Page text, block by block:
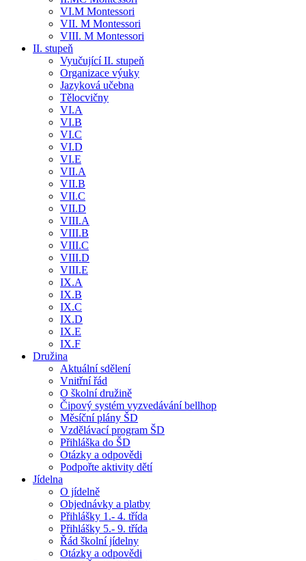
VI.M Montessori
VII. M Montessori
VIII. M Montessori
II. stupeň
Vyučující II. stupeň
Organizace výuky
Jazyková učebna
Tělocvičny
VI.A
VI.B
VI.C
VI.D
VI.E
VII.A
VII.B
VII.C
VII.D
VIII.A
VIII.B
VIII.C
VIII.D
VIII.E
IX.A
IX.B
IX.C
IX.D
IX.E
IX.F
Družina
Aktuální sdělení
Vnitřní řád
O školní družině
Čipový systém vyzvedávání bellhop
Měsíční plány ŠD
Vzdělávací program ŠD
Přihláška do ŠD
Otázky a odpovědi
Podpořte aktivity dětí
Jídelna
O jídelně
Objednávky a platby
Přihlášky 1.- 4. třída
Přihlášky 5.- 9. třída
Řád školní jídelny
Otázky a odpovědi